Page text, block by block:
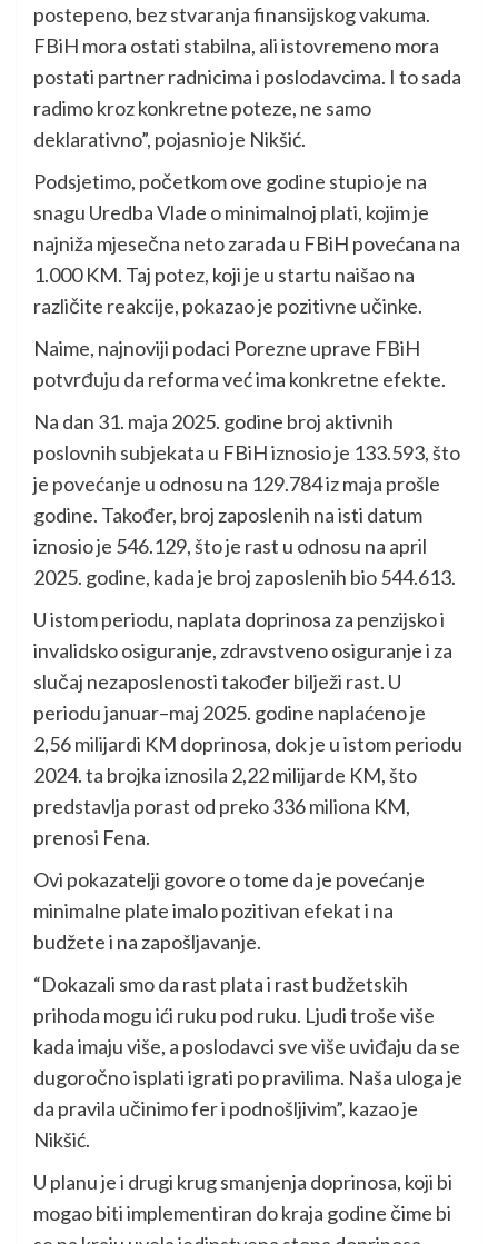
postepeno, bez stvaranja finansijskog vakuma.
FBiH mora ostati stabilna, ali istovremeno mora
postati partner radnicima i poslodavcima. I to sada
radimo kroz konkretne poteze, ne samo
deklarativno”, pojasnio je Nikšić.
Podsjetimo, početkom ove godine stupio je na
snagu Uredba Vlade o minimalnoj plati, kojim je
najniža mjesečna neto zarada u FBiH povećana na
1.000 KM. Taj potez, koji je u startu naišao na
različite reakcije, pokazao je pozitivne učinke.
Naime, najnoviji podaci Porezne uprave FBiH
potvrđuju da reforma već ima konkretne efekte.
Na dan 31. maja 2025. godine broj aktivnih
poslovnih subjekata u FBiH iznosio je 133.593, što
je povećanje u odnosu na 129.784 iz maja prošle
godine. Također, broj zaposlenih na isti datum
iznosio je 546.129, što je rast u odnosu na april
2025. godine, kada je broj zaposlenih bio 544.613.
U istom periodu, naplata doprinosa za penzijsko i
invalidsko osiguranje, zdravstveno osiguranje i za
slučaj nezaposlenosti također bilježi rast. U
periodu januar–maj 2025. godine naplaćeno je
2,56 milijardi KM doprinosa, dok je u istom periodu
2024. ta brojka iznosila 2,22 milijarde KM, što
predstavlja porast od preko 336 miliona KM,
prenosi Fena.
Ovi pokazatelji govore o tome da je povećanje
minimalne plate imalo pozitivan efekat i na
budžete i na zapošljavanje.
“Dokazali smo da rast plata i rast budžetskih
prihoda mogu ići ruku pod ruku. Ljudi troše više
kada imaju više, a poslodavci sve više uviđaju da se
dugoročno isplati igrati po pravilima. Naša uloga je
da pravila učinimo fer i podnošljivim”, kazao je
Nikšić.
U planu je i drugi krug smanjenja doprinosa, koji bi
mogao biti implementiran do kraja godine čime bi